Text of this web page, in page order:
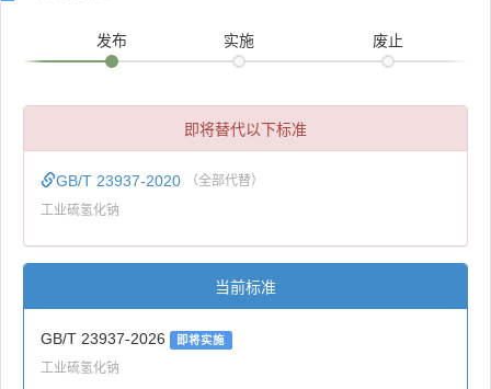
发布 实施 废止
即将替代以下标准
GB/T 23937-2020 （全部代替）
工业硫氢化钠
当前标准
GB/T 23937-2026 即将实施
工业硫氢化钠